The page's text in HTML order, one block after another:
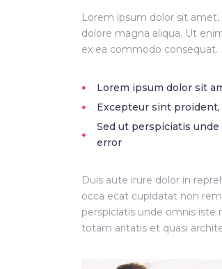
Lorem ipsum dolor sit
dolore magna aliqua. Ut
ex ea commodo consequat.
Lorem ipsum dolor sit
Excepteur sint
Sed ut perspiciatis
error
Duis aute irure dolor in
occa ecat cupidatat non
perspiciatis unde omnis
totam aritatis et quasi